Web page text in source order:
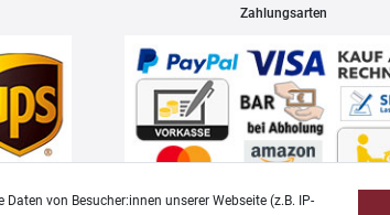
Zahlungsarten
von Besucher:innen unserer Webseite (z.B. IP-